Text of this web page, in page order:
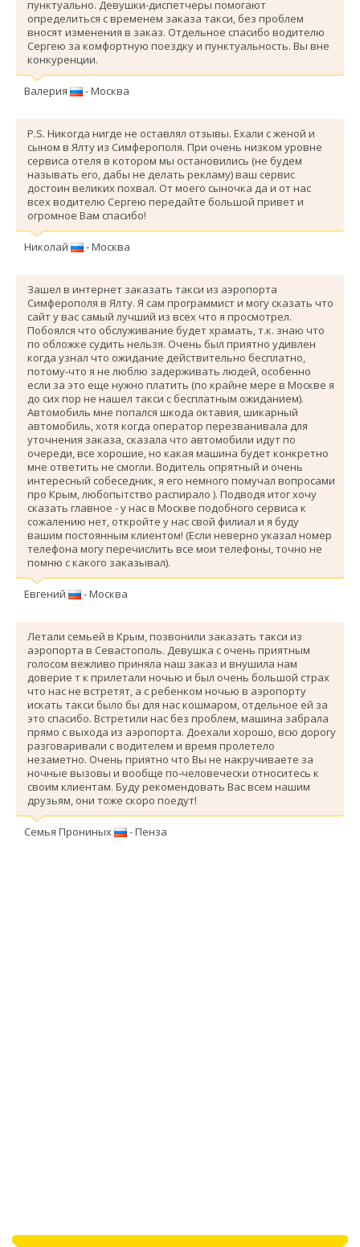
пунктуально. Девушки-диспетчеры помогают
определиться с временем заказа такси, без проблем
вносят изменения в заказ. Отдельное спасибо водителю
Сергею за комфортную поездку и пунктуальность. Вы вне
конкуренции.
Валерия - Москва
P.S. Никогда нигде не оставлял отзывы. Ехали с женой и
сыном в Ялту из Симферополя. При очень низком уровне
сервиса отеля в котором мы остановились (не будем
называть его, дабы не делать рекламу) ваш сервис
достоин великих похвал. От моего сыночка да и от нас
всех водителю Сергею передайте большой привет и
огромное Вам спасибо!
Николай - Москва
Зашел в интернет заказать такси из аэропорта
Симферополя в Ялту. Я сам программист и могу сказать что
сайт у вас самый лучший из всех что я просмотрел.
Побоялся что обслуживание будет храмать, т.к. знаю что
по обложке судить нельзя. Очень был приятно удивлен
когда узнал что ожидание действительно бесплатно,
потому-что я не люблю задерживать людей, особенно
если за это еще нужно платить (по крайне мере в Москве я
до сих пор не нашел такси с бесплатным ожиданием).
Автомобиль мне попался шкода октавия, шикарный
автомобиль, хотя когда оператор перезванивала для
уточнения заказа, сказала что автомобили идут по
очереди, все хорошие, но какая машина будет конкретно
мне ответить не смогли. Водитель опрятный и очень
интересный собеседник, я его немного помучал вопросами
про Крым, любопытство распирало ). Подводя итог хочу
сказать главное - у нас в Москве подобного сервиса к
сожалению нет, откройте у нас свой филиал и я буду
вашим постоянным клиентом! (Если неверно указал номер
телефона могу перечислить все мои телефоны, точно не
помню с какого заказывал).
Евгений - Москва
Летали семьей в Крым, позвонили заказать такси из
аэропорта в Севастополь. Девушка с очень приятным
голосом вежливо приняла наш заказ и внушила нам
доверие т к прилетали ночью и был очень большой страх
что нас не встретят, а с ребенком ночью в аэропорту
искать такси было бы для нас кошмаром, отдельное ей за
это спасибо. Вcтретили нас без проблем, машина забрала
прямо с выхода из аэропорта. Доехали хорошо, всю дорогу
разговаривали с водителем и время пролетело
незаметно. Очень приятно что Вы не накручиваете за
ночные вызовы и вообще по-человечески относитесь к
своим клиентам. Буду рекомендовать Вас всем нашим
друзьям, они тоже скоро поедут!
Семья Прониных - Пенза